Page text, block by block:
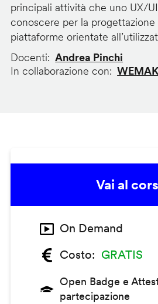
principali attività che uno UX/
conoscere per la
piattaforme orientate
Docenti
Andrea Pinchi
In collaborazione con
Vai al
On Demand
Costo
GRATIS
Open Badge e
partecipazione